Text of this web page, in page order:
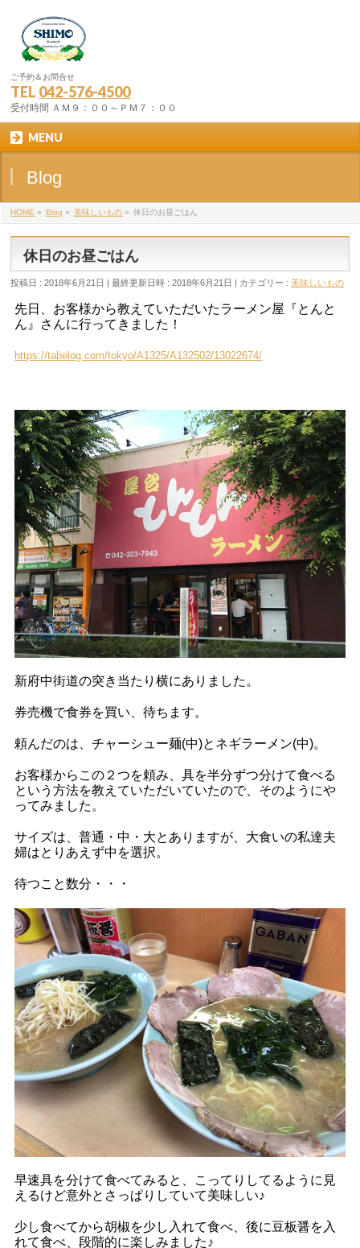
ご予約＆お問合せ
TEL 042-576-4500
受付時間 ＡＭ９：００～ＰＭ７：００
MENU
Blog
HOME » Blog » 美味しいもの » 休日のお昼ごはん
休日のお昼ごはん
投稿日 : 2018年6月21日 最終更新日時 : 2018年6月21日 カテゴリー :美味しいもの
先日、お客様から教えていただいたラーメン屋『とんと
ん』さんに行ってきました！
https://tabelog.com/tokyo/A1325/A132502/13022674/
新府中街道の突き当たり横にありました。
券売機で食券を買い、待ちます。
頼んだのは、チャーシュー麺(中)とネギラーメン(中)。
お客様からこの２つを頼み、具を半分ずつ分けて食べる
という方法を教えていただいていたので、そのようにや
ってみました。
サイズは、普通・中・大とありますが、大食いの私達夫
婦はとりあえず中を選択。
待つこと数分・・・
早速具を分けて食べてみると、 こってりしてるように見
えるけど意外とさっぱりしていて美味しい♪
少し食べてから胡椒を少し入れて食べ、後に豆板醤を入
れて食べ、段階的に楽しみました♪